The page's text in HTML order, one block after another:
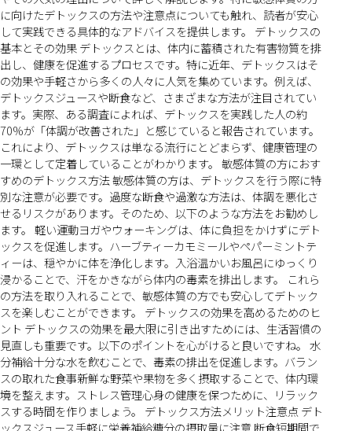
に向けたデトックスの方法や注意点についても触れ、読者が安心
して実践できる具体的なアドバイスを提供します。 デトックスの
基本とその効果 デトックスとは、体内に蓄積された有害物質を排
出し、健康を促進するプロセスです。特に近年、デトックスはそ
の効果や手軽さから多くの人々に人気を集めています。例えば、
デトックスジュースや断食など、さまざまな方法が注目されてい
ます。実際、ある調査によれば、デトックスを実践した人の約
70%が「体調が改善された」と感じていると報告されています。
これにより、デトックスは単なる流行にとどまらず、健康管理の
一環として定着していることがわかります。 敏感体質の方におす
すめのデトックス方法 敏感体質の方は、デトックスを行う際に特
別な注意が必要です。過度な断食や過激な方法は、体調を悪化さ
せるリスクがあります。そのため、以下のような方法をお勧めし
ます。 軽い運動ヨガやウォーキングは、体に負担をかけずにデト
ックスを促進します。ハーブティーカモミールやペパーミントテ
ィーは、穏やかに体を浄化します。入浴温かいお風呂にゆっくり
浸かることで、汗をかきながら体内の毒素を排出します。 これら
の方法を取り入れることで、敏感体質の方でも安心してデトック
スを楽しむことができます。 デトックスの効果を高めるためのヒ
ント デトックスの効果を最大限に引き出すためには、生活習慣の
見直しも重要です。以下のポイントを心がけると良いですね。 水
分補給十分な水を飲むことで、毒素の排出を促進します。バラン
スの取れた食事新鮮な野菜や果物を多く摂取することで、体内環
境を整えます。ストレス管理心身の健康を保つために、リラック
スする時間を作りましょう。 デトックス方法メリット注意点 デト
ックスジュース手軽に栄養補給糖分の摂取量に注意 断食短期間で